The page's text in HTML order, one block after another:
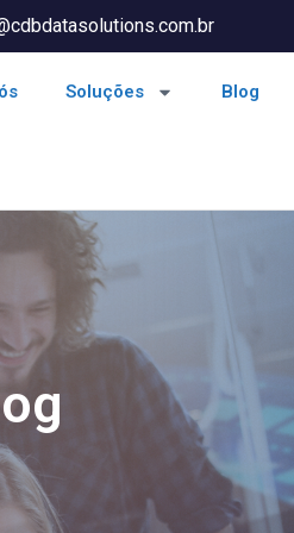
Soluções Blog